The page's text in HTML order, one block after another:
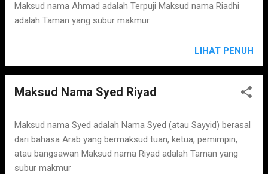
Maksud nama Ahmad adalah Terpuji Maksud nama Riadhi
adalah Taman yang subur makmur
LIHAT PENUH
Maksud Nama Syed Riyad
Maksud nama Syed adalah Nama Syed (atau Sayyid) berasal
dari bahasa Arab yang bermaksud tuan, ketua, pemimpin,
atau bangsawan Maksud nama Riyad adalah Taman yang
subur makmur